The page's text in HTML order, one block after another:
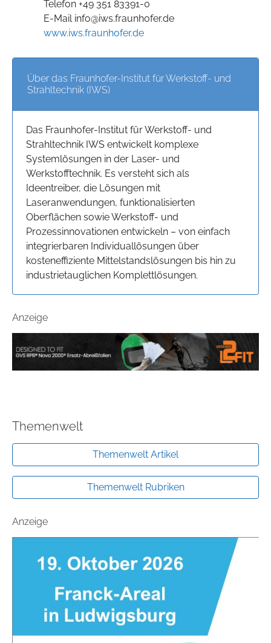
Telefon +49 351 83391-0
E-Mail info@iws.fraunhofer.de
www.iws.fraunhofer.de
Über das Fraunhofer-Institut für Werkstoff- und
Strahltechnik (IWS)
Das Fraunhofer-Institut für Werkstoff- und
Strahltechnik IWS entwickelt komplexe
Systemlösungen in der Laser- und
Werkstofftechnik. Es versteht sich als
Ideentreiber, die Lösungen mit
Laseranwendungen, funktionalisierten
Oberflächen sowie Werkstoff- und
Prozessinnovationen entwickeln – von einfach
integrierbaren Individuallösungen über
kosteneffiziente Mittelstandslösungen bis hin zu
industrietauglichen Komplettlösungen.
Anzeige
Themenwelt
Themenwelt Artikel
Themenwelt Rubriken
Anzeige